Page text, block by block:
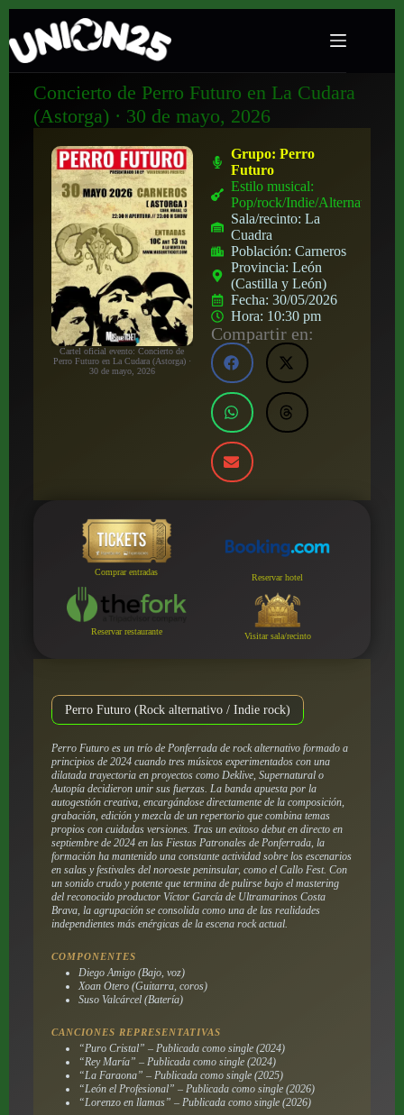
Concierto de Perro Futuro en La Cudara
(Astorga) · 30 de mayo, 2026
Cartel oficial evento: Concierto de
Perro Futuro en La Cudara (Astorga) ·
30 de mayo, 2026
Grupo:Perro
Futuro
Estilo musical:
Pop/rock/Indie/Alternativo
Sala/recinto:La
Cuadra
Población:Carneros
Provincia:León
(Castilla y León)
Fecha:30/05/2026
Hora: 10:30 pm
Compartir en:
Comprar entradas
Reservar hotel
Reservar restaurante Visitar sala/recinto
Perro Futuro (Rock alternativo / Indie rock)
Perro Futuro es un trío de Ponferrada de rock alternativo formado a
principios de 2024 cuando tres músicos experimentados con una
dilatada trayectoria en proyectos como Deklive, Supernatural o
Autopía decidieron unir sus fuerzas. La banda apuesta por la
autogestión creativa, encargándose directamente de la composición,
grabación, edición y mezcla de un repertorio que combina temas
propios con cuidadas versiones. Tras un exitoso debut en directo en
septiembre de 2024 en las Fiestas Patronales de Ponferrada, la
formación ha mantenido una constante actividad sobre los escenarios
en salas y festivales del noroeste peninsular, como el Callo Fest. Con
un sonido crudo y potente que termina de pulirse bajo el mastering
del reconocido productor Víctor García de Ultramarinos Costa
Brava, la agrupación se consolida como una de las realidades
independientes más enérgicas de la escena rock actual.
COMPONENTES
Diego Amigo (Bajo, voz)
Xoan Otero (Guitarra, coros)
Suso Valcárcel (Batería)
CANCIONES REPRESENTATIVAS
“Puro Cristal” – Publicada como single (2024)
“Rey María” – Publicada como single (2024)
“La Faraona” – Publicada como single (2025)
“León el Profesional” – Publicada como single (2026)
“Lorenzo en llamas” – Publicada como single (2026)